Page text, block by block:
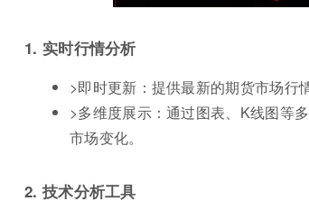
1. 实时行情分析
>即时更新：提供最新的期货市场行
>多维度展示：通过图表、K线图等
市场变化。
2. 技术分析工具